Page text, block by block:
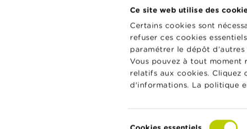
Ce site web utilise des
Certains cookies sont
refuser ces cookies
paramétrer le dépôt d’autres
Vous pouvez à tout
relatifs aux cookies. Cliquez
d'informations. La politique
Pension et préparation de la retraite
Wikifin.be veut
à votre
indépendante,
sans aucun lien
financiers privés.
En savoir plus